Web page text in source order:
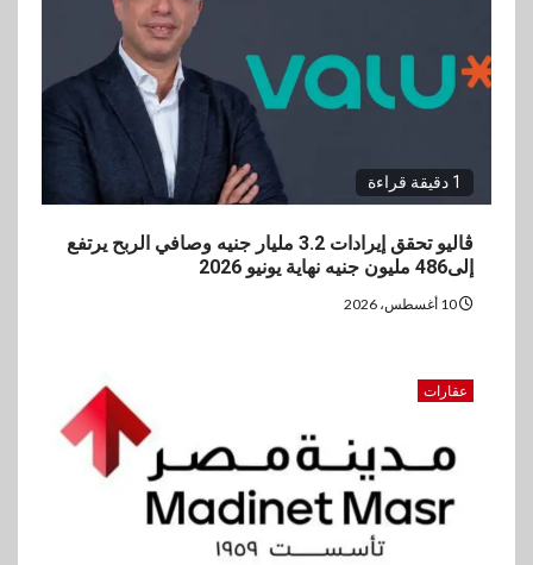
لبنك saib لبحث تعزيز التعاون
1 دقيقة قراءة
ڤاليو تحقق إيرادات 3.2 مليار جنيه وصافي الربح يرتفع
إلى486 مليون جنيه نهاية يونيو 2026
عقارات